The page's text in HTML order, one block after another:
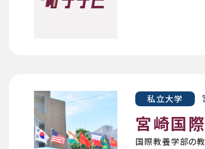
私立大学
宮崎国
国際教養学部の